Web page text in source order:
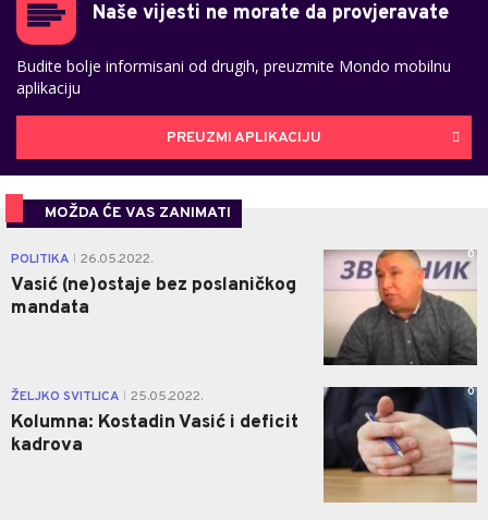
Naše vijesti ne morate da provjeravate
Budite bolje informisani od drugih, preuzmite Mondo mobilnu
aplikaciju
PREUZMI APLIKACIJU
MOŽDA ĆE VAS ZANIMATI
POLITIKA 26.05.2022.
Vasić (ne)ostaje bez poslaničkog
mandata
0
ŽELJKO SVITLICA 25.05.2022.
Kolumna: Kostadin Vasić i deficit
kadrova
0